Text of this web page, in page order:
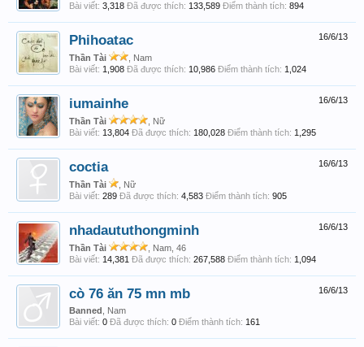
Bài viết: 3,318 Đã được thích: 133,589 Điểm thành tích: 894
16/6/13
Phihoatac
Thần Tài
, Nam
Bài viết: 1,908 Đã được thích: 10,986 Điểm thành tích: 1,024
16/6/13
iumainhe
Thần Tài
, Nữ
Bài viết: 13,804 Đã được thích: 180,028 Điểm thành tích: 1,295
16/6/13
coctia
Thần Tài
, Nữ
Bài viết: 289 Đã được thích: 4,583 Điểm thành tích: 905
16/6/13
nhadaututhongminh
Thần Tài
, Nam, 46
Bài viết: 14,381 Đã được thích: 267,588 Điểm thành tích: 1,094
16/6/13
cò 76 ăn 75 mn mb
Banned , Nam
Bài viết: 0 Đã được thích: 0 Điểm thành tích: 161